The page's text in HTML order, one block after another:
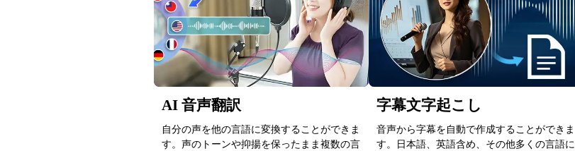
AI 音声翻訳
自分の声を他の言語に変換することができま
す。声のトーンや抑揚を保ったまま複数の言
字幕文字起こし
音声から字幕を自動で作成することができま
す。日本語、英語含め、その他多くの言語に